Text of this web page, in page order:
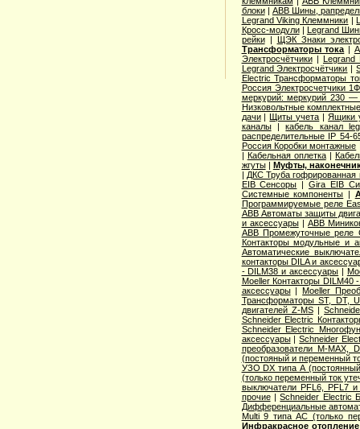
блоки| ABB Шины,
Legrand Viking Клеммники |
Кросс-модули| Legrand
рейки| ЩЭК Знаки
Трансформаторы тока |
Электросчётчики| Legrand
Legrand Электросчётчики |
Electric Трансформаторы
Россия Электросчетчики
меркурий: меркурий 230 —
Низковольтные
дачи|Щиты учета |Ящики
каналы|кабель канал
распределительные IP 54-
Россия Коробки монтажные
| Кабельная оплетка|
жгуты| Муфты,
| ДКС Труба гофрированная
EIB Сенсоры |Gira EIB
Системные компоненты |
Программируемые реле
ABB Автоматы защиты
и аксессуары|ABB
ABB Промежуточные реле
Контакторы модульные и
Автоматические
контакторы DILA и
- DILM38 и аксессуары |
Moeller Контакторы DILM40
аксессуары|Moeller
Трансформаторы ST, DT,
двигателей Z-MS|
Schneider Electric
Schneider Electric
аксессуары|Schneider
преобразователи M-MAX,
(постояный и переменный
УЗО DX типа А
(только переменный ток
выключатели PFL6, PFL7 и
прочие|Schneider Electric
Дифференциальные
Multi 9 типа АС (только
Инфракрасное отопление